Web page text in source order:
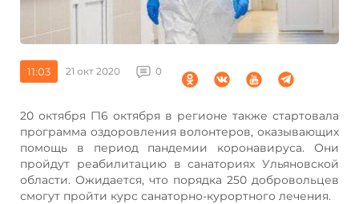
11:03 21 окт 2020 0
20 октября Г16 октября в регионе также стартовала
программа оздоровления волонтеров, оказывающих
помощь в период пандемии коронавируса. Они
пройдут реабилитацию в санаториях Ульяновской
области. Ожидается, что порядка 250 добровольцев
смогут пройти курс санаторно-курортного лечения.